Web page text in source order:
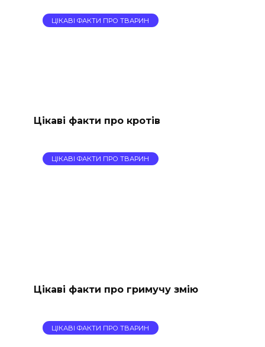
ЦІКАВІ ФАКТИ ПРО ТВАРИН
Цікаві факти про кротів
ЦІКАВІ ФАКТИ ПРО ТВАРИН
Цікаві факти про гримучу змію
ЦІКАВІ ФАКТИ ПРО ТВАРИН